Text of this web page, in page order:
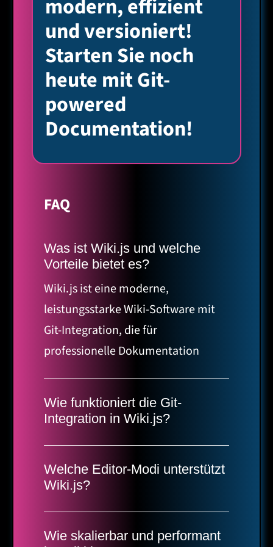
modern, effizient
und versioniert!
Starten Sie noch
heute mit Git-
powered
Documentation!
FAQ
Was ist Wiki.js und welche
Vorteile bietet es?
Wiki.js ist eine moderne,
leistungsstarke Wiki-Software mit
Git-Integration, die für
professionelle Dokumentation
basierte Versionskontrolle, Echtzeit-
Anpassungsmöglichkeiten. Wiki.js
ist besonders für technische Teams
und Organisationen geeignet, die
Wert auf moderne Workflows legen.
Wie funktioniert die Git-
Integration in Wiki.js?
Wiki.js bietet native Git-Integration,
die automatische Synchronisation
mit Git-Repositories ermöglicht. Alle
Commits gespeichert, was
Welche Editor-Modi unterstützt
Wiki.js?
Wiki.js bietet mehrere Editor-Modi:
einen visuellen WYSIWYG-Editor für
Wie skalierbar und performant